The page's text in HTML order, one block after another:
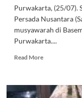
Purwakarta, (25/07).
Persada Nusantara
musyawarah di
Purwakarta....
Read MoreRead
Sakoranting
SPN